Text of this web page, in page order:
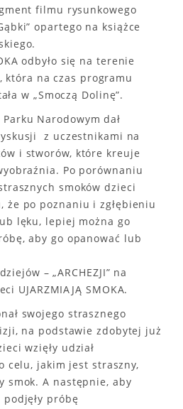
filmu rysunkowego
opartego na książce
odbyło się na terenie
która na czas programu
w „Smoczą Dolinę”.
Narodowym dał
z uczestnikami na
i stworów, które kreuje
Po porównaniu
smoków dzieci
że po poznaniu i zgłębieniu
lęku, lepiej można go
aby go opanować lub
– „ARCHEZJI” na
UJARZMIAJĄ SMOKA.
swojego strasznego
na podstawie zdobytej już
wzięły udział
celu, jakim jest straszny,
smok. A następnie, aby
próbę